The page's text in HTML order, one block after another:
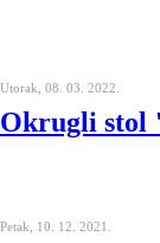
Utorak, 08. 03. 2022.
Okrugli stol
Petak, 10. 12. 2021.